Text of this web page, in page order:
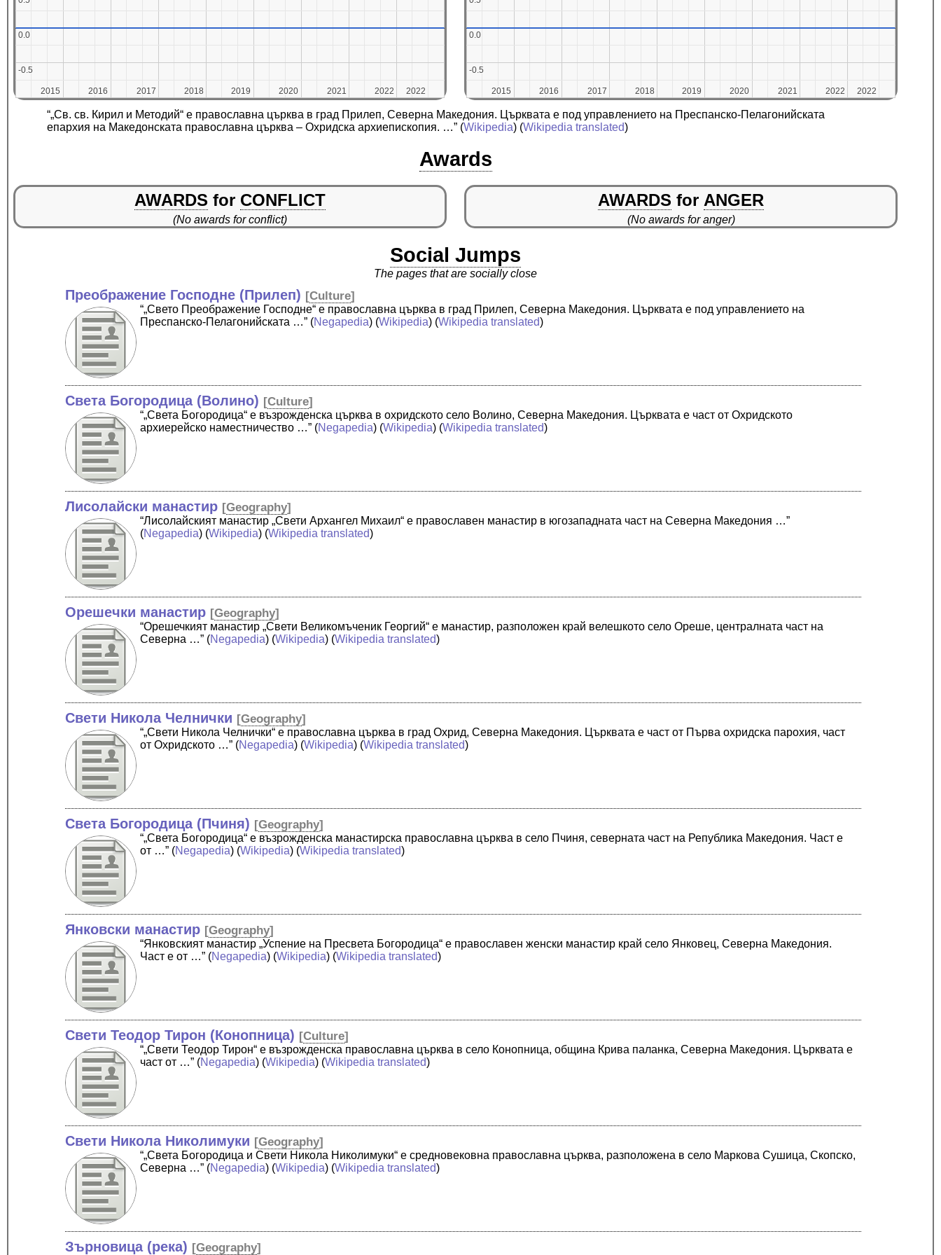
2015
2015 2016
2016 2017
2017 2018
2018 2019
2019 2020
2020 2021
2021 2022
2022 2022
2022
-0.5
-0.5
0.0
0.0
2015
2015 2016
2016 2017
2017 2018
2018 2019
2019 2020
2020 2021
2021 2022
2022 2022
2022
-0.5
-0.5
0.0
0.0
“„Св. св. Кирил и Методий“ е православна църква в град Прилеп, Северна Македония. Църквата е под управлението на Преспанско-Пелагонийската
епархия на Македонската православна църква – Охридска архиепископия. …” (Wikipedia) (Wikipedia translated)
Awards
AWARDS for CONFLICT
(No awards for conflict)
AWARDS for ANGER
(No awards for anger)
Social Jumps
The pages that are socially close
Преображение Господне (Прилеп) [Culture]
“„Свето Преображение Господне“ е православна църква в град Прилеп, Северна Македония. Църквата е под управлението на
Преспанско-Пелагонийската …” (Negapedia) (Wikipedia) (Wikipedia translated)
Света Богородица (Волино) [Culture]
“„Света Богородица“ е възрожденска църква в охридското село Волино, Северна Македония. Църквата е част от Охридското
архиерейско наместничество …” (Negapedia) (Wikipedia) (Wikipedia translated)
Лисолайски манастир [Geography]
“Лисолайският манастир „Свети Архангел Михаил“ е православен манастир в югозападната част на Северна Македония …”
(Negapedia) (Wikipedia) (Wikipedia translated)
Орешечки манастир [Geography]
“Орешечкият манастир „Свети Великомъченик Георгий“ е манастир, разположен край велешкото село Ореше, централната част на
Северна …” (Negapedia) (Wikipedia) (Wikipedia translated)
Свети Никола Челнички [Geography]
“„Свети Никола Челнички“ е православна църква в град Охрид, Северна Македония. Църквата е част от Първа охридска парохия, част
от Охридското …” (Negapedia) (Wikipedia) (Wikipedia translated)
Света Богородица (Пчиня) [Geography]
“„Света Богородица“ е възрожденска манастирска православна църква в село Пчиня, северната част на Република Македония. Част е
от …” (Negapedia) (Wikipedia) (Wikipedia translated)
Янковски манастир [Geography]
“Янковският манастир „Успение на Пресвета Богородица“ е православен женски манастир край село Янковец, Северна Македония.
Част е от …” (Negapedia) (Wikipedia) (Wikipedia translated)
Свети Теодор Тирон (Конопница) [Culture]
“„Свети Теодор Тирон“ е възрожденска православна църква в село Конопница, община Крива паланка, Северна Македония. Църквата е
част от …” (Negapedia) (Wikipedia) (Wikipedia translated)
Свети Никола Николимуки [Geography]
“„Света Богородица и Свети Никола Николимуки“ е средновековна православна църква, разположена в село Маркова Сушица, Скопско,
Северна …” (Negapedia) (Wikipedia) (Wikipedia translated)
Зърновица (река) [Geography]